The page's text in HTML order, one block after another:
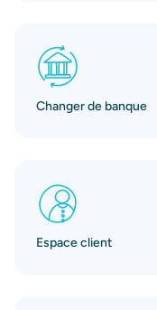
Changer de banque
Espace client